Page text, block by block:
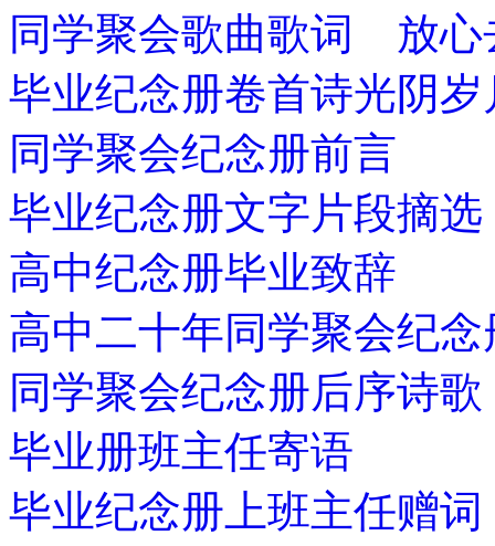
同学聚会歌曲歌词 放心
毕业纪念册卷首诗光阴岁
同学聚会纪念册前言
毕业纪念册文字片段摘选
高中纪念册毕业致辞
高中二十年同学聚会纪念
同学聚会纪念册后序诗歌
毕业册班主任寄语
毕业纪念册上班主任赠词